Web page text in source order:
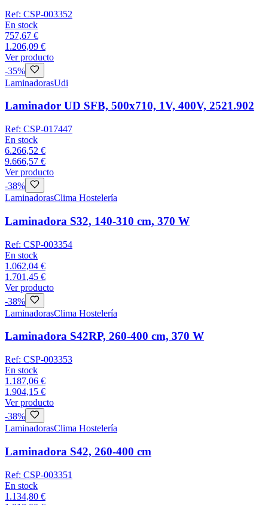
Ref: CSP-003352
En stock
757,67 €
1.206,09 €
Ver producto
-35%
LaminadorasUdi
Laminador UD SFB, 500x710, 1V, 400V, 2521.902
Ref: CSP-017447
En stock
6.266,52 €
9.666,57 €
Ver producto
-38%
LaminadorasClima Hostelería
Laminadora S32, 140-310 cm, 370 W
Ref: CSP-003354
En stock
1.062,04 €
1.701,45 €
Ver producto
-38%
LaminadorasClima Hostelería
Laminadora S42RP, 260-400 cm, 370 W
Ref: CSP-003353
En stock
1.187,06 €
1.904,15 €
Ver producto
-38%
LaminadorasClima Hostelería
Laminadora S42, 260-400 cm
Ref: CSP-003351
En stock
1.134,80 €